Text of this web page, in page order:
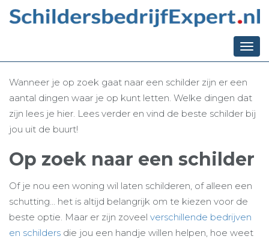
Ga terug naar het overzicht
Tips voor het vinden
van de beste schilder
Wanneer je op zoek gaat naar een schilder zijn er een
aantal dingen waar je op kunt letten. Welke dingen dat
zijn lees je hier. Lees verder en vind de beste schilder bij
jou uit de buurt!
Op zoek naar een schilder
Of je nou een woning wil laten schilderen, of alleen een
schutting… het is altijd belangrijk om te kiezen voor de
beste optie. Maar er zijn zoveel verschillende bedrijven
en schilders die jou een handje willen helpen, hoe weet